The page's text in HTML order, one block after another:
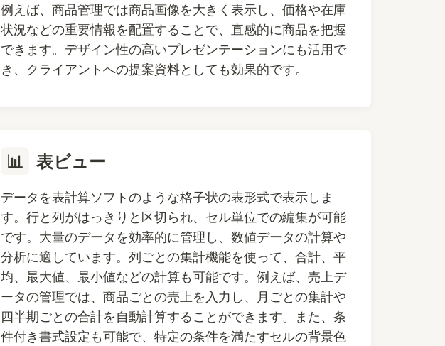
例えば、商品管理では商品画像を大きく表示し、価格や在庫
状況などの重要情報を配置することで、直感的に商品を把握
できます。デザイン性の高いプレゼンテーションにも活用で
き、クライアントへの提案資料としても効果的です。
📊 表ビュー
データを表計算ソフトのような格子状の表形式で表示しま
す。行と列がはっきりと区切られ、セル単位での編集が可能
です。大量のデータを効率的に管理し、数値データの計算や
分析に適しています。列ごとの集計機能を使って、合計、平
均、最大値、最小値などの計算も可能です。例えば、売上デ
ータの管理では、商品ごとの売上を入力し、月ごとの集計や
四半期ごとの合計を自動計算することができます。また、条
件付き書式設定も可能で、特定の条件を満たすセルの背景色